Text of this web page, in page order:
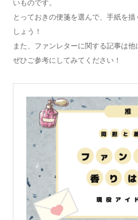
いものです。
とっておきの便箋を選んで、手紙を
しょう！
また、ファンレターに関する記事は他
ぜひご参考にしてみてください！